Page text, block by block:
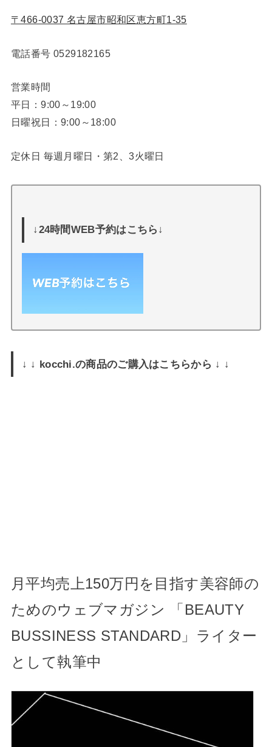
〒466-0037 名古屋市昭和区恵方町1-35
電話番号 0529182165
営業時間
平日：9:00～19:00
日曜祝日：9:00～18:00
定休日 毎週月曜日・第2、3火曜日
↓24時間WEB予約はこちら↓
↓ ↓ kocchi.の商品のご購入はこちらから ↓ ↓
月平均売上150万円を目指す美容師の
ためのウェブマガジン 「BEAUTY
BUSSINESS STANDARD」ライター
として執筆中